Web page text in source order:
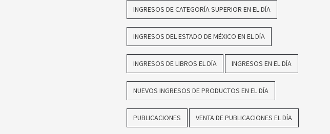
INGRESOS DE CATEGORÍA SUPERIOR EN EL DÍA
INGRESOS DEL ESTADO DE MÉXICO EN EL DÍA
INGRESOS DE LIBROS EL DÍA INGRESOS EN EL DÍA
NUEVOS INGRESOS DE PRODUCTOS EN EL DÍA
PUBLICACIONES VENTA DE PUBLICACIONES EL DÍA